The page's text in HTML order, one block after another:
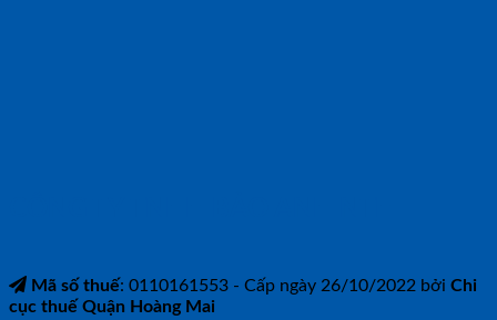
Mã số thuế: 0110161553 - Cấp ngày 26/10/2022 bởi Chi
cục thuế Quận Hoàng Mai